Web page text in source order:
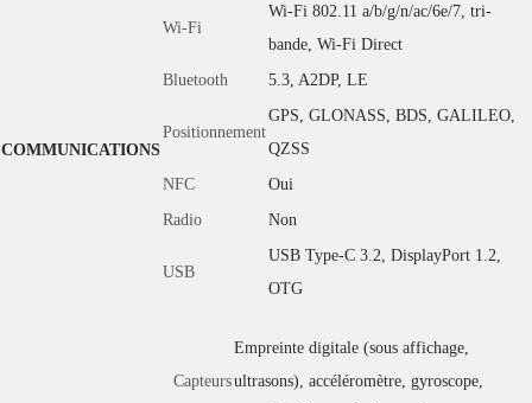
COMMUNICATIONS
Wi-Fi
Wi-Fi 802.11 a/b/g/n/ac/6e/7, tri-
bande, Wi-Fi Direct
Bluetooth
5.3, A2DP, LE
Positionnement
GPS, GLONASS, BDS, GALILEO,
QZSS
NFC
Oui
Radio
Non
USB
USB Type-C 3.2, DisplayPort 1.2,
OTG
Capteurs
Empreinte digitale (sous affichage,
ultrasons), accéléromètre, gyroscope,